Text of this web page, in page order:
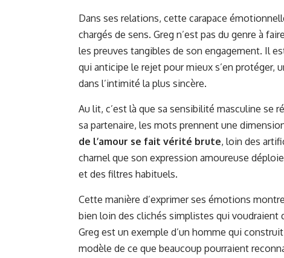
Dans ses relations, cette carapace
chargés de sens. Greg n’est pas du genre à
les preuves tangibles de son engagement. Il
qui anticipe le rejet pour mieux s’en protéger,
dans l’intimité la plus sincère.
Au lit, c’est là que sa sensibilité masculine se
sa partenaire, les mots prennent une
de l’amour se fait vérité brute, loin des
charnel que son expression amoureuse
et des filtres habituels.
Cette manière d’exprimer ses émotions
bien loin des clichés simplistes qui
Greg est un exemple d’un homme qui
modèle de ce que beaucoup pourraient